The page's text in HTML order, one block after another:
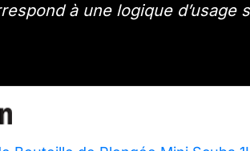
à une logique d’usage